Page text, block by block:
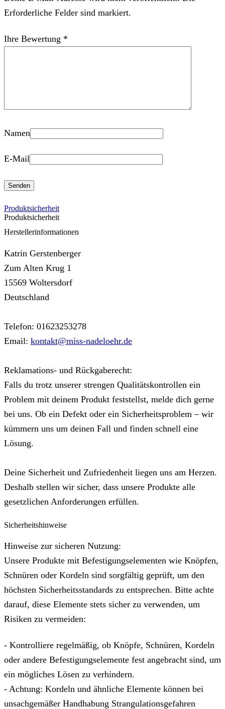
Erforderliche Felder sind markiert.
Ihre Bewertung *
Namen
E-Mail
Produktsicherheit
Produktsicherheit
Herstellerinformationen
Katrin Gerstenberger
Zum Alten Krug 1
15569 Woltersdorf
Deutschland
Telefon: 01623253278
Email: kontakt@miss-nadeloehr.de
Reklamations- und Rückgaberecht:
Falls du trotz unserer strengen Qualitätskontrollen ein
Problem mit deinem Produkt feststellst, melde dich gerne
bei uns. Ob ein Defekt oder ein Sicherheitsproblem – wir
kümmern uns um deinen Fall und finden schnell eine
Lösung.
Deine Sicherheit und Zufriedenheit liegen uns am Herzen.
Deshalb stellen wir sicher, dass unsere Produkte alle
gesetzlichen Anforderungen erfüllen.
Sicherheitshinweise
Hinweise zur sicheren Nutzung:
Unsere Produkte mit Befestigungselementen wie Knöpfen,
Schnüren oder Kordeln sind sorgfältig geprüft, um den
höchsten Sicherheitsstandards zu entsprechen. Bitte achte
darauf, diese Elemente stets sicher zu verwenden, um
Risiken zu vermeiden:
- Kontrolliere regelmäßig, ob Knöpfe, Schnüren, Kordeln
oder andere Befestigungselemente fest angebracht sind, um
ein mögliches Lösen zu verhindern.
- Achtung: Kordeln und ähnliche Elemente können bei
unsachgemäßer Handhabung Strangulationsgefahren